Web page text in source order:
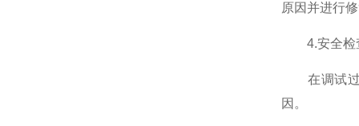
原因并进行
4.安全检
在调试过
因。